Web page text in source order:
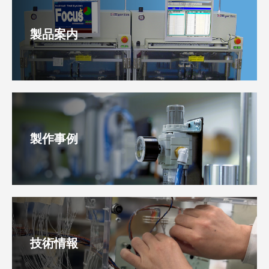
製品案内
製作事例
技術情報